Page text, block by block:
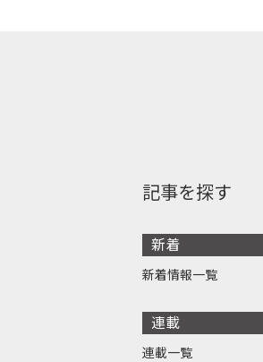
記事を探す
新着
新着情報一覧
連載
連載一覧